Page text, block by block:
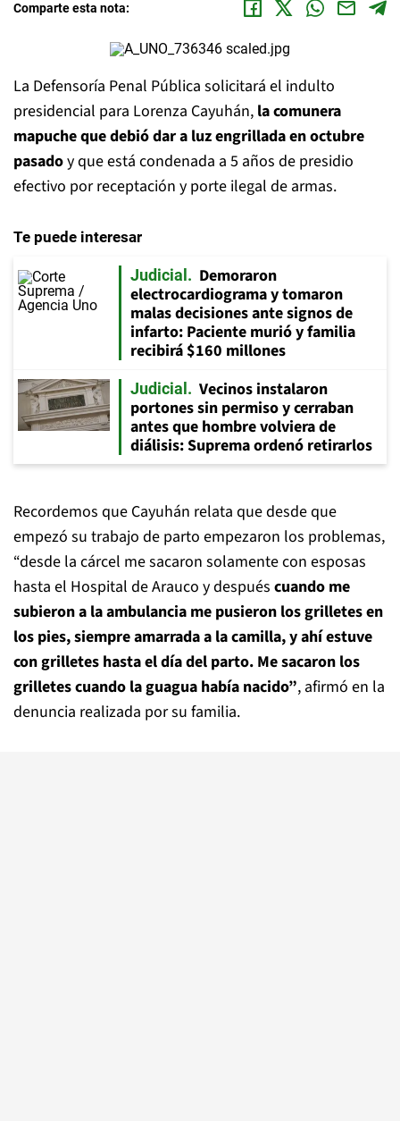
Comparte esta nota:
La Defensoría Penal Pública solicitará el indulto
presidencial para Lorenza Cayuhán, la comunera
mapuche que debió dar a luz engrillada en octubre
pasadoy que está condenada a 5 años de presidio
efectivo por receptación y porte ilegal de armas.
Te puede interesar
Judicial
Demoraron
electrocardiograma y tomaron
malas decisiones ante signos de
infarto: Paciente murió y familia
recibirá $160 millones
Judicial
Vecinos instalaron
portones sin permiso y cerraban
antes que hombre volviera de
diálisis: Suprema ordenó retirarlos
Recordemos que Cayuhán relata que desde que
empezó su trabajo de parto empezaron los problemas,
“desde la cárcel me sacaron solamente con esposas
hasta el Hospital de Arauco y después cuando me
subieron a la ambulancia me pusieron los grilletes en
los pies, siempre amarrada a la camilla, y ahí estuve
con grilletes hasta el día del parto. Me sacaron los
grilletes cuando la guagua había nacido”, afirmó en la
denuncia realizada por su familia.